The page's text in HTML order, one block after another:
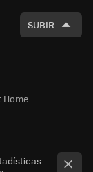
SUBIR
Home